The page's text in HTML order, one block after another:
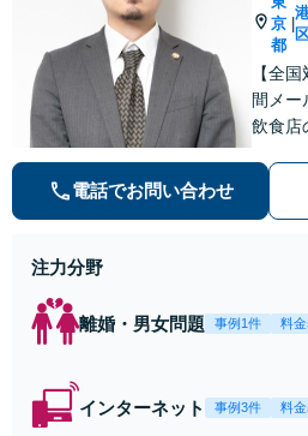
京
都
【全
間メー
飲食店
の種
早期
電話でお問い合わせ
注力分野
離婚・男女問題 事例1件 料
インターネット 事例3件 料